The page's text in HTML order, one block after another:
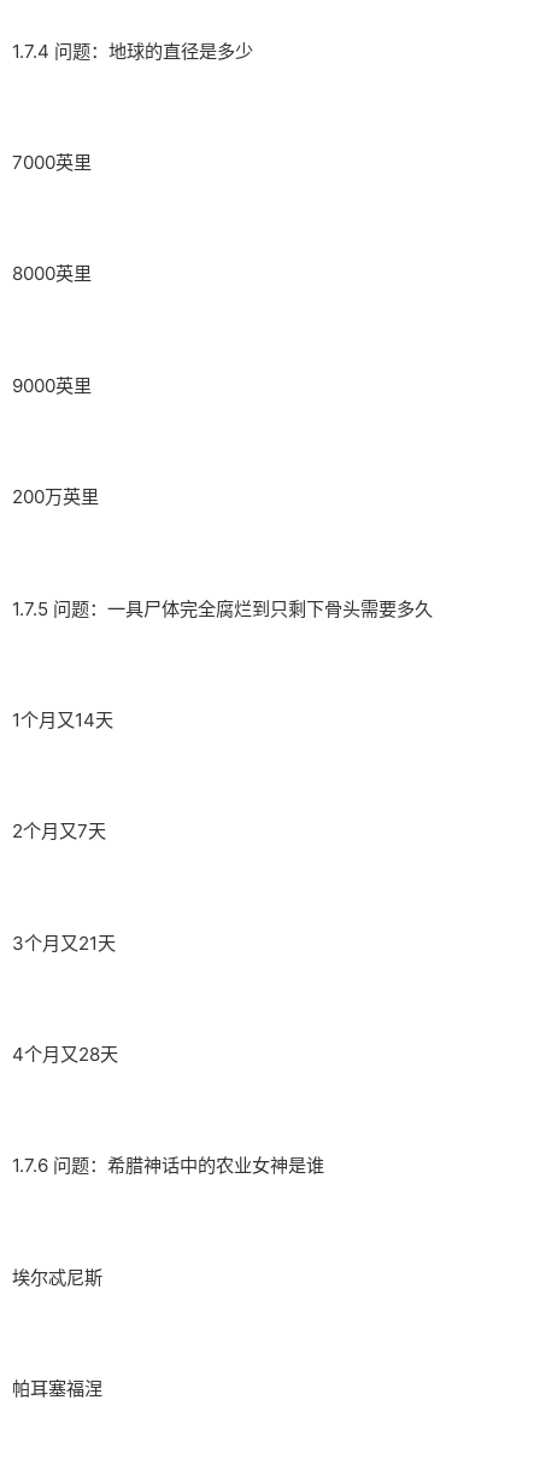
1.7.4 问题：地球的直径是多少
7000英里
8000英里
9000英里
200万英里
1.7.5 问题：一具尸体完全腐烂到只剩下骨头需要多久
1个月又14天
2个月又7天
3个月又21天
4个月又28天
1.7.6 问题：希腊神话中的农业女神是谁
埃尔忒尼斯
帕耳塞福涅